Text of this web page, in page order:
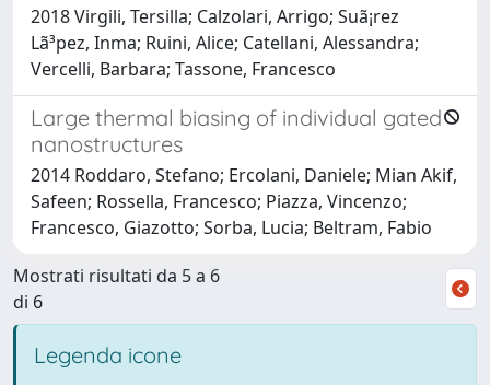
2018 Virgili, Tersilla; Calzolari, Arrigo; Suã¡rez
Lã³pez, Inma; Ruini, Alice; Catellani, Alessandra;
Vercelli, Barbara; Tassone, Francesco
Large thermal biasing of individual gated
nanostructures
2014 Roddaro, Stefano; Ercolani, Daniele; Mian Akif,
Safeen; Rossella, Francesco; Piazza, Vincenzo;
Francesco, Giazotto; Sorba, Lucia; Beltram, Fabio
Mostrati risultati da 5 a 6
di 6
Legenda icone